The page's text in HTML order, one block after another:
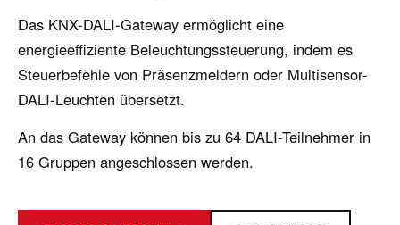
Das KNX-DALI-Gateway ermöglicht eine
energieeffiziente Beleuchtungssteuerung, indem es
Steuerbefehle von Präsenzmeldern oder Multisensor-
DALI-Leuchten übersetzt.
An das Gateway können bis zu 64 DALI-Teilnehmer in
16 Gruppen angeschlossen werden.